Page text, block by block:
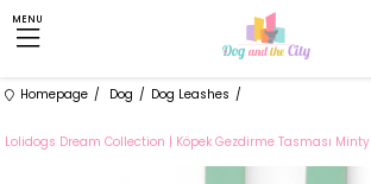
MENU
Homepage Dog Dog Leashes
Lolidogs Dream Collection | Köpek Gezdirme Tasması Minty